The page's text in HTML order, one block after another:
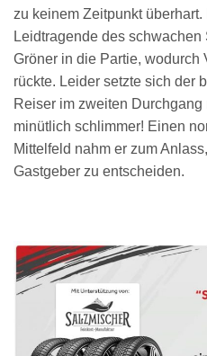
zu keinem Zeitpunkt
Leidtragende des
Gröner in die Partie, wodurch
rückte. Leider setzte sich der
Reiser im zweiten
minütlich schlimmer! Einen
Mittelfeld nahm er zum
Gastgeber zu entscheiden.